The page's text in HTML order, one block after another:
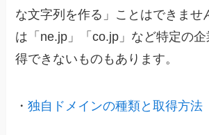
な文字列を作る」ことはできませ
は「ne.jp」「co.jp」など特定の
得できないものもあります。
・独自ドメインの種類と取得方法